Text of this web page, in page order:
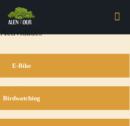
Actividades
E-Bike
Birdwatching